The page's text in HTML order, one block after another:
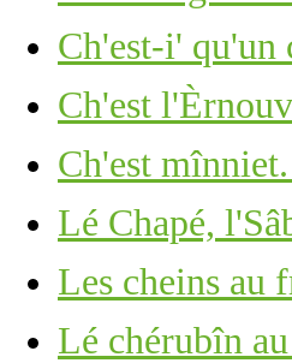
Ch'est-i' qu'un
Ch'est
Ch'est
Lé Chapé,
Les cheins au
Lé chérubîn